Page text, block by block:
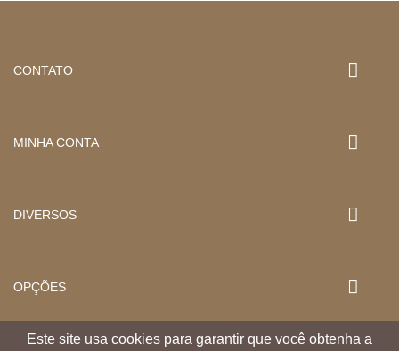
Este site usa cookies para garantir que você obtenha a
CONTATO
MINHA CONTA
DIVERSOS
OPÇÕES